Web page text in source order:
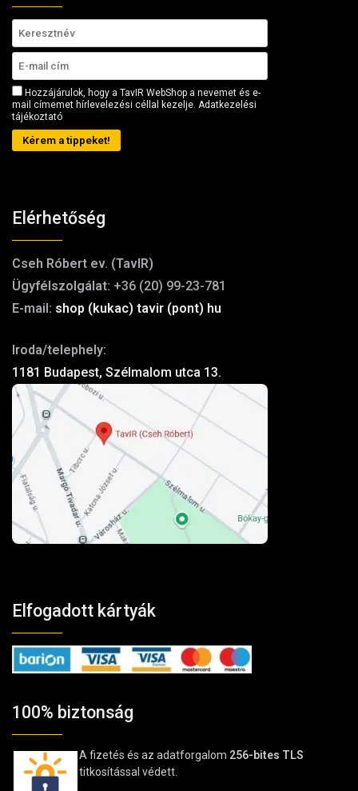
Hozzájárulok, hogy a TavIR WebShop a nevemet és e-
mail címemet hírlevelezési céllal kezelje. Adatkezelési
tájékoztató
Kérem a tippeket!
Elérhetőség
Cseh Róbert ev. (TavIR)
Ügyfélszolgálat: +36 (20) 99-23-781
E-mail: shop (kukac) tavir (pont) hu
Iroda/telephely:
1181 Budapest, Szélmalom utca 13.
Elfogadott kártyák
100% biztonság
A fizetés és az adatforgalom 256-bites TLS
titkosítással védett.